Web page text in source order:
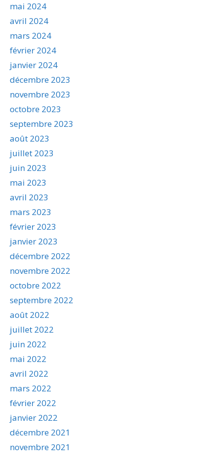
mai 2024
avril 2024
mars 2024
février 2024
janvier 2024
décembre 2023
novembre 2023
octobre 2023
septembre 2023
août 2023
juillet 2023
juin 2023
mai 2023
avril 2023
mars 2023
février 2023
janvier 2023
décembre 2022
novembre 2022
octobre 2022
septembre 2022
août 2022
juillet 2022
juin 2022
mai 2022
avril 2022
mars 2022
février 2022
janvier 2022
décembre 2021
novembre 2021